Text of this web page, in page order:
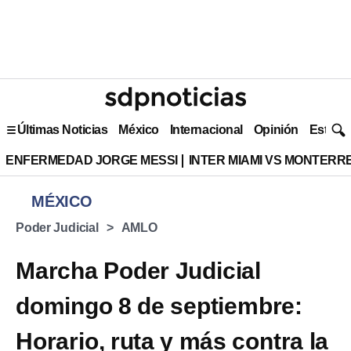
Últimas Noticias México Internacional Opinión Estilo
ENFERMEDAD JORGE MESSI INTER MIAMI VS
MÉXICO
Poder Judicial AMLO
Marcha Poder Judicial
domingo 8 de septiembre:
Horario, ruta y más contra la